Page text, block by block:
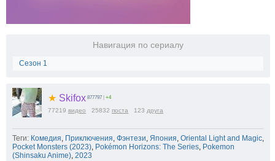
Навигация по сериалу
Сезон 1
★ Skifox 877797 +4
77219 видео 25832 поста 123 друга
Теги: Комедия, Приключения, Фэнтези, Япония, Oriental Light and Magic,
Pocket Monsters (2023), Pokémon Horizons: The Series, Pokemon
(Shinsaku Anime), 2023